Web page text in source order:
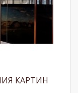
КАРТИН